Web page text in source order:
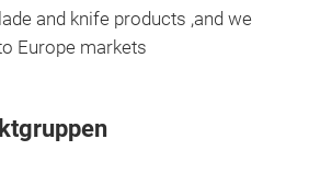
and knife products ,and we
Europe markets